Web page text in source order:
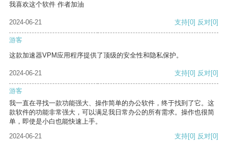
我喜欢这个软件 作者加油
2024-06-21 支持[0] 反对[0]
游客
这款加速器VPM应用程序提供了顶级的安全性和隐私保护。
2024-06-21 支持[0] 反对[0]
游客
我一直在寻找一款功能强大、操作简单的办公软件，终于找到了它。这
款软件的功能非常强大，可以满足我日常办公的所有需求。操作也很简
单，即使是小白也能快速上手。
2024-06-21
支持[0] 反对[0]